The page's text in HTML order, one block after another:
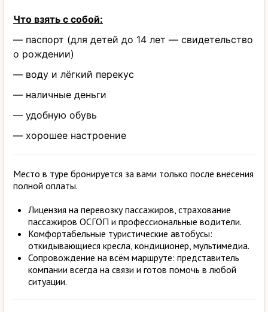
Что взять с собой:
— паспорт (для детей до 14 лет — свидетельство
о рождении)
— воду и лёгкий перекус
— наличные деньги
— удобную обувь
— хорошее настроение
Место в туре бронируется за вами только после внесения
полной оплаты.
Лицензия на перевозку пассажиров, страхование
пассажиров ОСГОП и профессиональные водители.
Комфортабельные туристические автобусы:
откидывающиеся кресла, кондиционер, мультимедиа.
Сопровождение на всём маршруте: представитель
компании всегда на связи и готов помочь в любой
ситуации.